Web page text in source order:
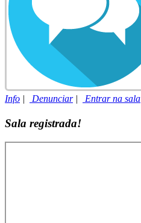
Info | Denunciar| Entrar na sala
Sala registrada!